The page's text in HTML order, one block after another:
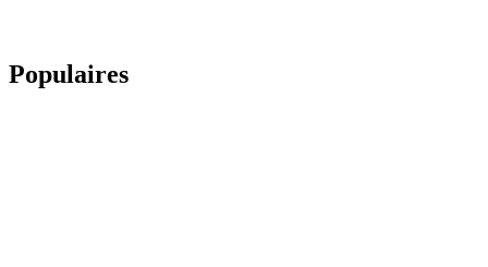
Populaires